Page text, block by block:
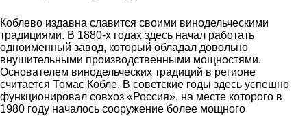
Коблево издавна славится своими винодельческими
традициями. В 1880-х годах здесь начал работать
одноименный завод, который обладал довольно
внушительными производственными мощностями.
Основателем винодельческих традиций в регионе
считается Томас Кобле. В советские годы здесь успешно
функционировал совхоз «Россия», на месте которого в
1980 году началось сооружение более мощного